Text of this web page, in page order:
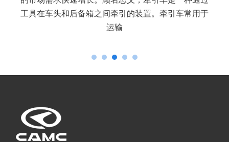
工具在车头和后备箱之间牵引的装置。牵引车常用于
运输